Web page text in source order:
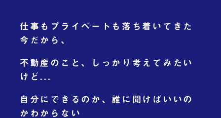
お問い合わせ
Instagram YouTube Facebook
仕事もプライベートも落ち着いてきた
今だから、
不動産のこと、しっかり考えてみたい
けど...
自分にできるのか、誰に聞けばいいの
かわからない